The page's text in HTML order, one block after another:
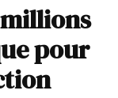
pour